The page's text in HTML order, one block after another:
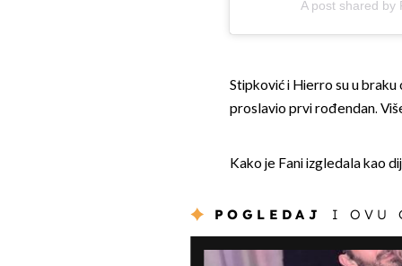
A post shared by
Stipković i Hierro su u braku
proslavio prvi rođendan.
Kako je Fani izgledala kao
POGLEDAJ I OVU